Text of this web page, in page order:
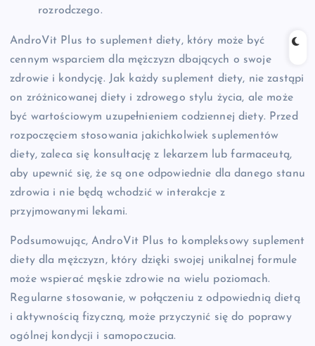
rozrodczego.
AndroVit Plus to suplement diety, który może być
cennym wsparciem dla mężczyzn dbających o swoje
zdrowie i kondycję. Jak każdy suplement diety, nie zastąpi
on zróżnicowanej diety i zdrowego stylu życia, ale może
być wartościowym uzupełnieniem codziennej diety. Przed
rozpoczęciem stosowania jakichkolwiek suplementów
diety, zaleca się konsultację z lekarzem lub farmaceutą,
aby upewnić się, że są one odpowiednie dla danego stanu
zdrowia i nie będą wchodzić w interakcje z
przyjmowanymi lekami.
Podsumowując, AndroVit Plus to kompleksowy suplement
diety dla mężczyzn, który dzięki swojej unikalnej formule
może wspierać męskie zdrowie na wielu poziomach.
Regularne stosowanie, w połączeniu z odpowiednią dietą
i aktywnością fizyczną, może przyczynić się do poprawy
ogólnej kondycji i samopoczucia.